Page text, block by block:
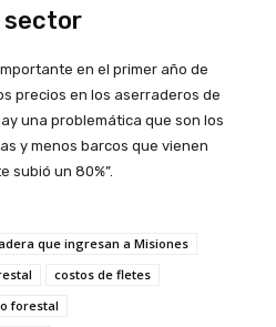
sector
en el primer año de
precios en los aserraderos de
una problemática que son los
y menos barcos que vienen
subió un 80%”.
que ingresan a Misiones
costos de fletes
forestal